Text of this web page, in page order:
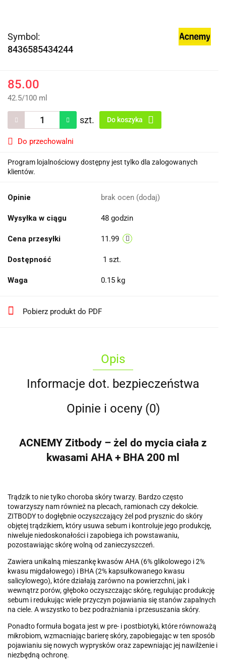
Symbol:
8436585434244
85.00
42.5/100 ml
szt. Do koszyka
Do przechowalni
Program lojalnościowy dostępny jest tylko dla zalogowanych
klientów.
Opinie brak ocen (dodaj)
Wysyłka w ciągu 48 godzin
Cena przesyłki 11.99
Dostępność 1 szt.
Waga 0.15 kg
Pobierz produkt do PDF
Opis
Informacje dot. bezpieczeństwa
Opinie i oceny (0)
ACNEMY Zitbody – żel do mycia ciała z
kwasami AHA + BHA 200 ml
Trądzik to nie tylko choroba skóry twarzy. Bardzo często
towarzyszy nam również na plecach, ramionach czy dekolcie.
ZITBODY to dogłębnie oczyszczający żel pod prysznic do skóry
objętej trądzikiem, który usuwa sebum i kontroluje jego produkcję,
niweluje niedoskonałości i zapobiega ich powstawaniu,
pozostawiając skórę wolną od zanieczyszczeń.
Zawiera unikalną mieszankę kwasów AHA (6% glikolowego i 2%
kwasu migdałowego) i BHA (2% kapsułkowanego kwasu
salicylowego), które działają zarówno na powierzchni, jak i
wewnątrz porów, głęboko oczyszczając skórę, regulując produkcję
sebum i redukując wiele przyczyn pojawiania się stanów zapalnych
na ciele. A wszystko to bez podrażniania i przesuszania skóry.
Ponadto formuła bogata jest w pre- i postbiotyki, które równoważą
mikrobiom, wzmacniając barierę skóry, zapobiegając w ten sposób
pojawianiu się nowych wyprysków oraz zapewniając jej nawilżenie i
niezbędną ochronę.